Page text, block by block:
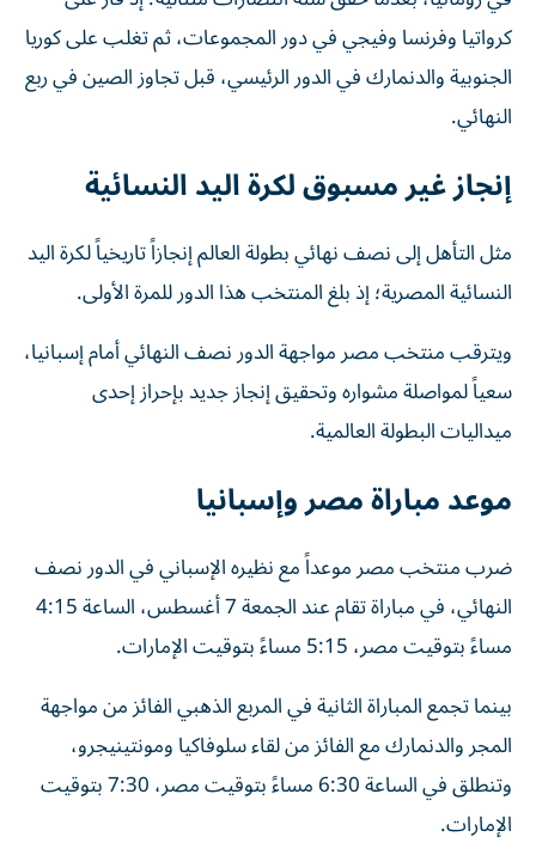
كرواتيا وفرنسا وفيجي في دور المجموعات، ثم تغلب على كوريا
الجنوبية والدنمارك في الدور الرئيسي، قبل تجاوز الصين في ربع
النهائي.
إنجاز غير مسبوق لكرة اليد النسائية
مثل التأهل إلى نصف نهائي بطولة العالم إنجازاً تاريخياً لكرة اليد
النسائية المصرية؛ إذ بلغ المنتخب هذا الدور للمرة الأولى.
ويترقب منتخب مصر مواجهة الدور نصف النهائي أمام إسبانيا،
سعياً لمواصلة مشواره وتحقيق إنجاز جديد بإحراز إحدى
ميداليات البطولة العالمية.
موعد مباراة مصر وإسبانيا
ضرب منتخب مصر موعداً مع نظيره الإسباني في الدور نصف
النهائي، في مباراة تقام عند الجمعة 7 أغسطس، الساعة 4:15
مساءً بتوقيت مصر، 5:15 مساءً بتوقيت الإمارات.
بينما تجمع المباراة الثانية في المربع الذهبي الفائز من مواجهة
المجر والدنمارك مع الفائز من لقاء سلوفاكيا ومونتينيجرو،
وتنطلق في الساعة 6:30 مساءً بتوقيت مصر، 7:30 بتوقيت
الإمارات.